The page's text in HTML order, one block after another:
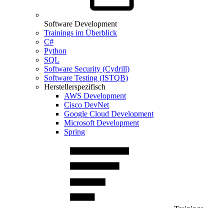
Software Development
Trainings im Überblick
C#
Python
SQL
Software Security (Cydrill)
Software Testing (ISTQB)
Herstellerspezifisch
AWS Development
Cisco DevNet
Google Cloud Development
Microsoft Development
Spring